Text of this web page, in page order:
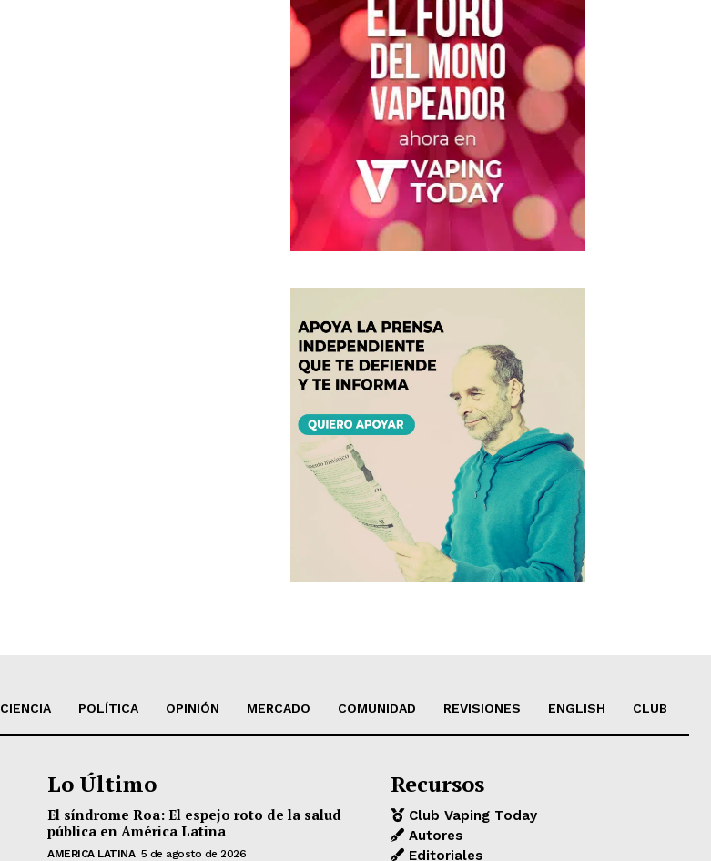
CIENCIA POLÍTICA OPINIÓN MERCADO COMUNIDAD REVISIONES ENGLISH CLUB
Lo Último
El síndrome Roa: El espejo roto de la salud
pública en América Latina
AMERICA LATINA 5 de agosto de 2026
Recursos
Club Vaping Today
Autores
Editoriales